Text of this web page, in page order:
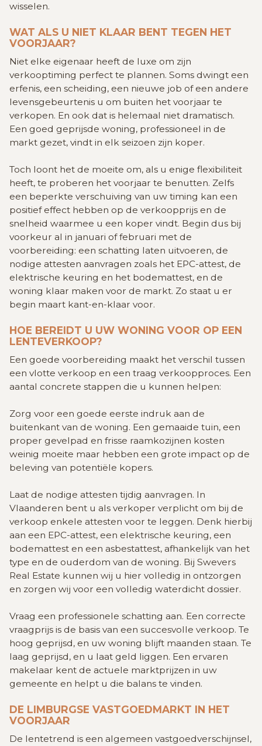
wisselen.
WAT ALS U NIET KLAAR BENT TEGEN HET
VOORJAAR?
Niet elke eigenaar heeft de luxe om zijn
verkooptiming perfect te plannen. Soms dwingt een
erfenis, een scheiding, een nieuwe job of een andere
levensgebeurtenis u om buiten het voorjaar te
verkopen. En ook dat is helemaal niet dramatisch.
Een goed geprijsde woning, professioneel in de
markt gezet, vindt in elk seizoen zijn koper.
Toch loont het de moeite om, als u enige flexibiliteit
heeft, te proberen het voorjaar te benutten. Zelfs
een beperkte verschuiving van uw timing kan een
positief effect hebben op de verkoopprijs en de
snelheid waarmee u een koper vindt. Begin dus bij
voorkeur al in januari of februari met de
voorbereiding: een schatting laten uitvoeren, de
nodige attesten aanvragen zoals het EPC-attest, de
elektrische keuring en het bodemattest, en de
woning klaar maken voor de markt. Zo staat u er
begin maart kant-en-klaar voor.
HOE BEREIDT U UW WONING VOOR OP EEN
LENTEVERKOOP?
Een goede voorbereiding maakt het verschil tussen
een vlotte verkoop en een traag verkoopproces. Een
aantal concrete stappen die u kunnen helpen:
Zorg voor een goede eerste indruk aan de
buitenkant van de woning. Een gemaaide tuin, een
proper gevelpad en frisse raamkozijnen kosten
weinig moeite maar hebben een grote impact op de
beleving van potentiële kopers.
Laat de nodige attesten tijdig aanvragen. In
Vlaanderen bent u als verkoper verplicht om bij de
verkoop enkele attesten voor te leggen. Denk hierbij
aan een EPC-attest, een elektrische keuring, een
bodemattest en een asbestattest, afhankelijk van het
type en de ouderdom van de woning. Bij Swevers
Real Estate kunnen wij u hier volledig in ontzorgen
en zorgen wij voor een volledig waterdicht dossier.
Vraag een professionele schatting aan. Een correcte
vraagprijs is de basis van een succesvolle verkoop. Te
hoog geprijsd, en uw woning blijft maanden staan. Te
laag geprijsd, en u laat geld liggen. Een ervaren
makelaar kent de actuele marktprijzen in uw
gemeente en helpt u die balans te vinden.
DE LIMBURGSE VASTGOEDMARKT IN HET
VOORJAAR
De lentetrend is een algemeen vastgoedverschijnsel,